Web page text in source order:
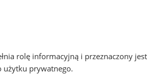
rolę informacyjną i przeznaczony jest
użytku prywatnego.